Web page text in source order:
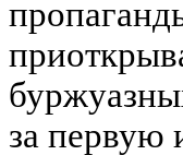
за первую